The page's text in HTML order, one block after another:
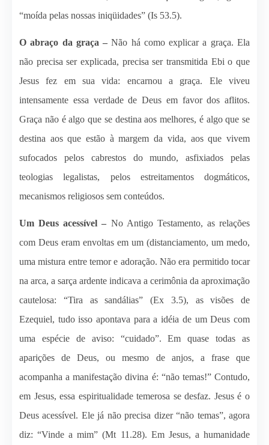
“moída pelas nossas iniqüidades” (Is 53.5).
O abraço da graça – Não há como explicar a graça. Ela
não precisa ser explicada, precisa ser transmitida Ebi o que
Jesus fez em sua vida: encarnou a graça. Ele viveu
intensamente essa verdade de Deus em favor dos aflitos.
Graça não é algo que se destina aos melhores, é algo que se
destina aos que estão à margem da vida, aos que vivem
sufocados pelos cabrestos do mundo, asfixiados pelas
teologias legalistas, pelos estreitamentos dogmáticos,
mecanismos religiosos sem conteúdos.
Um Deus acessível – No Antigo Testamento, as relações
com Deus eram envoltas em um (distanciamento, um medo,
uma mistura entre temor e adoração. Não era permitido tocar
na arca, a sarça ardente indicava a cerimônia da aproximação
cautelosa: “Tira as sandálias” (Ex 3.5), as visões de
Ezequiel, tudo isso apontava para a idéia de um Deus com
uma espécie de aviso: “cuidado”. Em quase todas as
aparições de Deus, ou mesmo de anjos, a frase que
acompanha a manifestação divina é: “não temas!” Contudo,
em Jesus, essa espiritualidade temerosa se desfaz. Jesus é o
Deus acessível. Ele já não precisa dizer “não temas”, agora
diz: “Vinde a mim” (Mt 11.28). Em Jesus, a humanidade